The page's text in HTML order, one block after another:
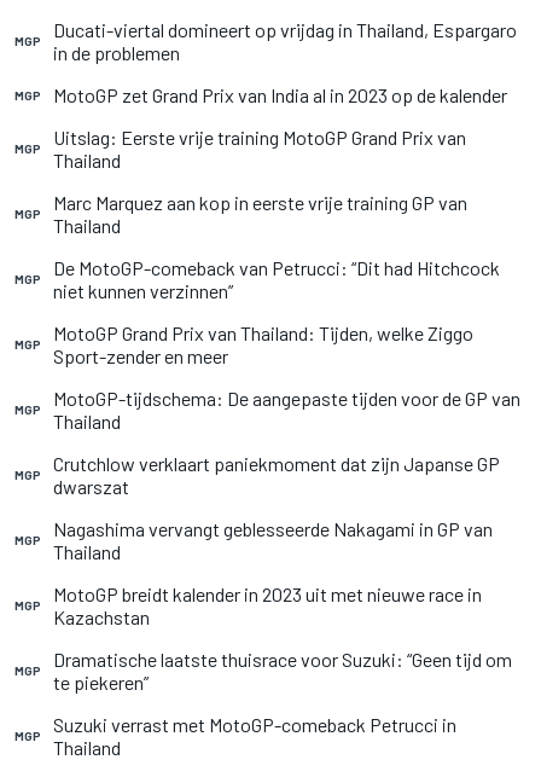
MGP
Ducati-viertal domineert op vrijdag in Thailand, Espargaro
in de problemen
MGP MotoGP zet Grand Prix van India al in 2023 op de kalender
MGP
Uitslag: Eerste vrije training MotoGP Grand Prix van
Thailand
MGP
Marc Marquez aan kop in eerste vrije training GP van
Thailand
MGP
De MotoGP-comeback van Petrucci: “Dit had Hitchcock
niet kunnen verzinnen”
MGP
MotoGP Grand Prix van Thailand: Tijden, welke Ziggo
Sport-zender en meer
MGP
MotoGP-tijdschema: De aangepaste tijden voor de GP van
Thailand
MGP
Crutchlow verklaart paniekmoment dat zijn Japanse GP
dwarszat
MGP
Nagashima vervangt geblesseerde Nakagami in GP van
Thailand
MGP
MotoGP breidt kalender in 2023 uit met nieuwe race in
Kazachstan
MGP
Dramatische laatste thuisrace voor Suzuki: “Geen tijd om
te piekeren”
MGP
Suzuki verrast met MotoGP-comeback Petrucci in
Thailand